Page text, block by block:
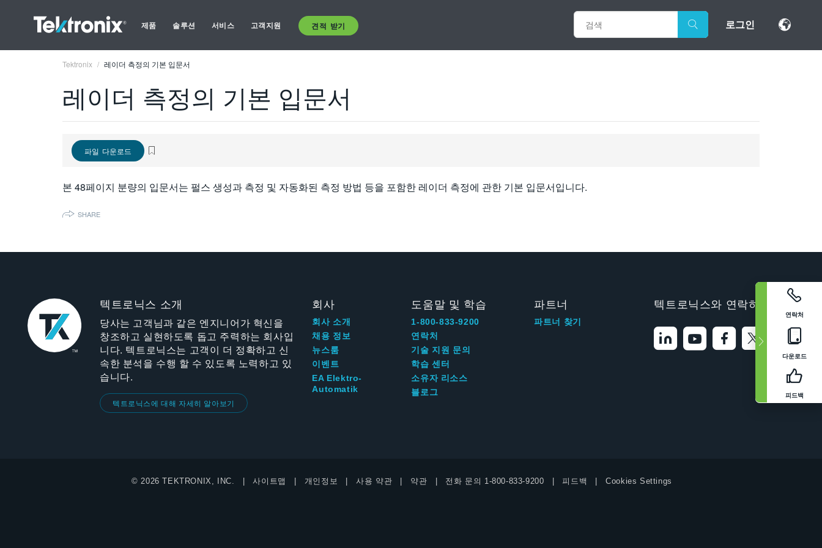
제품 솔루션 서비스 고객지원 견적 받기 로그인
연락처
다운로드
피드백
Tektronix 레이더 측정의 기본 입문서
레이더 측정의 기본 입문서
파일 다운로드
본 48페이지 분량의 입문서는 펄스 생성과 측정 및 자동화된 측정 방법 등을 포함한 레이더 측정에 관한 기본 입문서입니다.
SHARE
텍트로닉스 소개
당사는 고객님과 같은 엔지니어가 혁신을
창조하고 실현하도록 돕고 주력하는 회사입
니다. 텍트로닉스는 고객이 더 정확하고 신
속한 분석을 수행 할 수 있도록 노력하고 있
습니다.
텍트로닉스에 대해 자세히 알아보기
회사
회사 소개
채용 정보
뉴스룸
이벤트
EA Elektro-
Automatik
도움말 및 학습
1-800-833-9200
연락처
기술 지원 문의
학습 센터
소유자 리소스
블로그
파트너
파트너 찾기
텍트로닉스와 연락하기
© 2026 TEKTRONIX, INC. 사이트맵 개인정보 사용 약관 약관 전화 문의 1-800-833-9200 피드백 Cookies Settings